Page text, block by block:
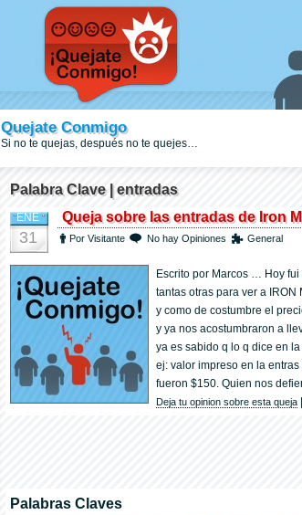
Quejate Conmigo
Si no te quejas, después no te quejes…
Palabra Clave | entradas
ENE
31
Queja sobre las entradas de Iron
Por Visitante No hay Opiniones General
Escrito por Marcos … Hoy
tantas otras para ver a
y como de costumbre el
y ya nos acostumbraron a
ya es sabido q lo q dice en
ej: valor impreso en la
fueron $150. Quien nos
Deja tu opinion sobre esta queja
Palabras Claves